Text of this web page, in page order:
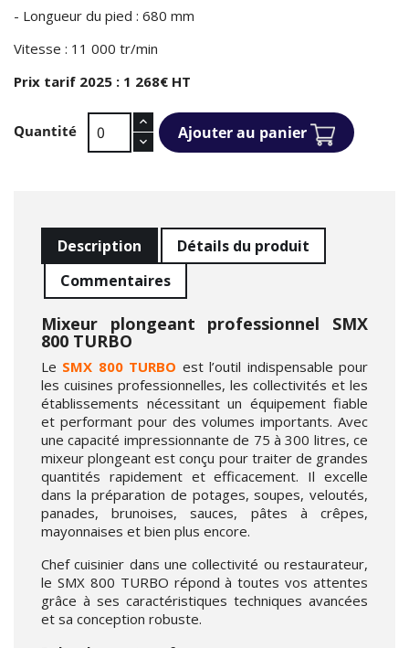
- Longueur du pied : 680 mm
Vitesse : 11 000 tr/min
Prix tarif 2025 : 1 268€ HT
Quantité Ajouter au panier
Description
Détails du produit
Commentaires
Mixeur plongeant professionnel SMX
800 TURBO
Le SMX 800 TURBO est l’outil indispensable pour
les cuisines professionnelles, les collectivités et les
établissements nécessitant un équipement fiable
et performant pour des volumes importants. Avec
une capacité impressionnante de 75 à 300 litres, ce
mixeur plongeant est conçu pour traiter de grandes
quantités rapidement et efficacement. Il excelle
dans la préparation de potages, soupes, veloutés,
panades, brunoises, sauces, pâtes à crêpes,
mayonnaises et bien plus encore.
Chef cuisinier dans une collectivité ou restaurateur,
le SMX 800 TURBO répond à toutes vos attentes
grâce à ses caractéristiques techniques avancées
et sa conception robuste.